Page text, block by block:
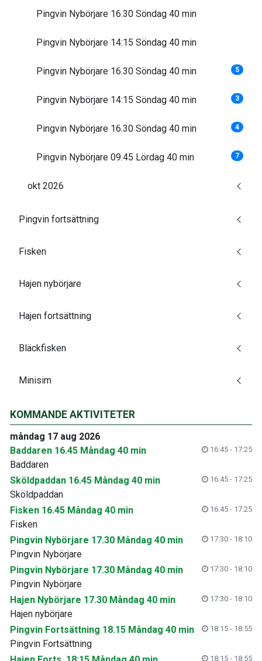
Pingvin Nybörjare 16.30 Söndag 40 min
Pingvin Nybörjare 14:15 Söndag 40 min
Pingvin Nybörjare 16.30 Söndag 40 min 5
Pingvin Nybörjare 14:15 Söndag 40 min 3
Pingvin Nybörjare 16.30 Söndag 40 min 4
Pingvin Nybörjare 09.45 Lördag 40 min 7
okt 2026
Pingvin fortsättning
Fisken
Hajen nybörjare
Hajen fortsättning
Bläckfisken
Minisim
KOMMANDE AKTIVITETER
måndag 17 aug 2026
Baddaren 16.45 Måndag 40 min
16:45 - 17:25
Baddaren
Sköldpaddan 16.45 Måndag 40 min
16:45 - 17:25
Sköldpaddan
Fisken 16.45 Måndag 40 min
16:45 - 17:25
Fisken
Pingvin Nybörjare 17.30 Måndag 40 min
17:30 - 18:10
Pingvin Nybörjare
Pingvin Nybörjare 17.30 Måndag 40 min
17:30 - 18:10
Pingvin Nybörjare
Hajen Nybörjare 17.30 Måndag 40 min
17:30 - 18:10
Hajen nybörjare
Pingvin Fortsättning 18.15 Måndag 40 min
18:15 - 18:55
Pingvin Fortsättning
18:15 - 18:55